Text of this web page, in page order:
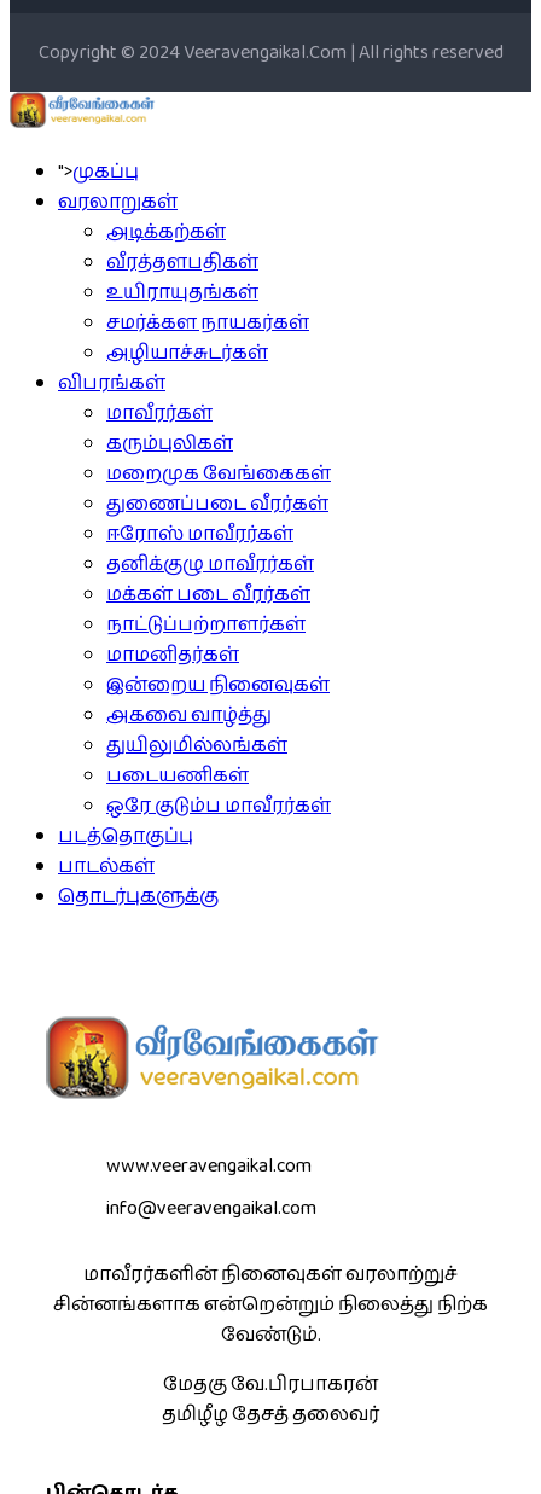
Copyright © 2024 Veeravengaikal.Com | All rights reserved
">முகப்பு
வரலாறுகள்
அடிக்கற்கள்
வீரத்தளபதிகள்
உயிராயுதங்கள்
சமர்க்கள நாயகர்கள்
அழியாச்சுடர்கள்
விபரங்கள்
மாவீரர்கள்
கரும்புலிகள்
மறைமுக வேங்கைகள்
துணைப்படை வீரர்கள்
ஈரோஸ் மாவீரர்கள்
தனிக்குழு மாவீரர்கள்
மக்கள் படை வீரர்கள்
நாட்டுப்பற்றாளர்கள்
மாமனிதர்கள்
இன்றைய நினைவுகள்
அகவை வாழ்த்து
துயிலுமில்லங்கள்
படையணிகள்
ஒரே குடும்ப மாவீரர்கள்
படத்தொகுப்பு
பாடல்கள்
தொடர்புகளுக்கு
www.veeravengaikal.com
info@veeravengaikal.com
மாவீரர்களின் நினைவுகள் வரலாற்றுச்
சின்னங்களாக என்றென்றும் நிலைத்து நிற்க
வேண்டும்.
மேதகு வே.பிரபாகரன்
தமிழீழ தேசத் தலைவர்